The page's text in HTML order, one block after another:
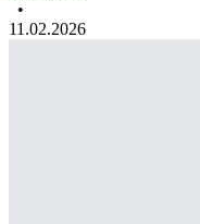
•
11.02.2026